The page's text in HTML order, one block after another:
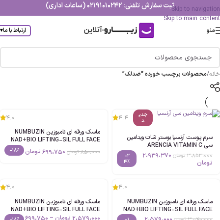
Skip to navigation
Skip to main content
ثبت سفارش تلفنی: 02191010242 (ساعات اداری)
منو ارتباط با ما▾
خانه/محصولات برچسب خورده “ضدلک”
جدی
د
4.4
سرم پوست آرنسیا بوستر شات ویتامین
سی ARENCIA VITAMIN C
BOOSTER SHOT حجم30ml اصل
3،853،000تومان 2،939،370
تومان
-2
4%
4.0
ماسک ورقه ای نامبوزین NUMBUZIN
NAD+BIO LIFTING-SIL FULL FACE
850،000تومان 699،750 تومان -18%
4.0
ماسک ورقه ای نامبوزین NUMBUZIN
NAD+BIO LIFTING-SIL FULL FACE
MASK اصل – بسته-شامل-4عدد-
4.0
ماسک ورقه ای نامبوزین NUMBUZIN
NAD+BIO LIFTING-SIL FULL FACE
MASK اصل
2،579،000 تومان – 699،750